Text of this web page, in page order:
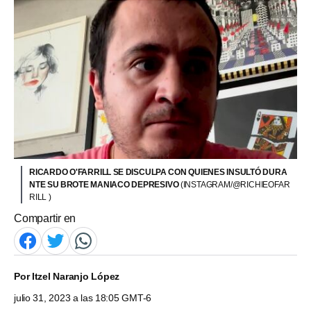
RICARDO O'FARRILL SE DISCULPA CON QUIENES INSULTÓ DURA
NTE SU BROTE MANIACO DEPRESIVO(INSTAGRAM/@RICHIEOFAR
RILL )
Compartir en
PorItzel Naranjo López
julio 31, 2023 a las 18:05 GMT-6